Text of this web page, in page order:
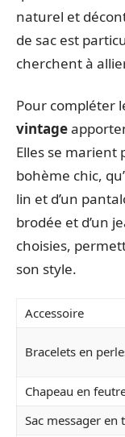
naturel et
de sac est
cherchent à
Pour compléter
vintage
Elles se
bohème chic,
lin et d’un
brodée et d’un
choisies,
son style.
Accessoire
Bracelets en
Chapeau en
Sac messager en